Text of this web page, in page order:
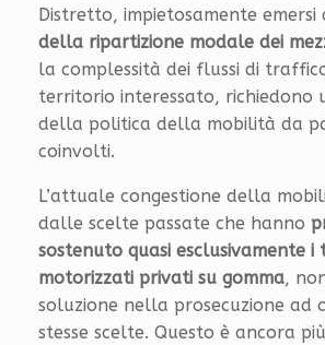
Distretto, impietosamente emersi
della ripartizione modale dei
la complessità dei flussi di
territorio interessato, richiedono
della politica della mobilità da
coinvolti.
L’attuale congestione della
dalle scelte passate che hanno
sostenuto quasi esclusivamente i
motorizzati privati su gomma,
soluzione nella prosecuzione ad
stesse scelte. Questo è ancora